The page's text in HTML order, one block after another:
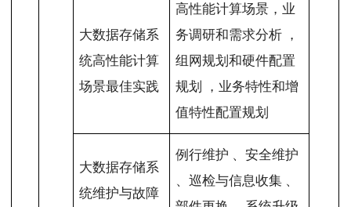
大数据存储系
统高性能计算
场景最佳实践
高性能计算场景，业
务调研和需求分析 ，
组网规划和硬件配置
规划 ，业务特性和增
值特性配置规划
大数据存储系
统维护与故障
例行维护 、安全维护
、巡检与信息收集 、